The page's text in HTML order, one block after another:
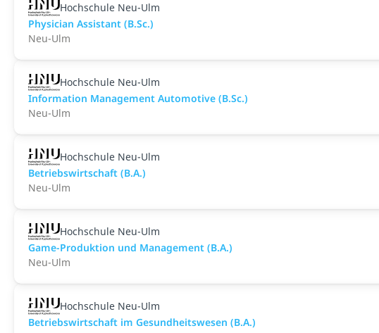
Hochschule Neu-Ulm
Physician Assistant (B.Sc.)
Neu-Ulm
Hochschule Neu-Ulm
Information Management Automotive (B.Sc.)
Neu-Ulm
Hochschule Neu-Ulm
Betriebswirtschaft (B.A.)
Neu-Ulm
Hochschule Neu-Ulm
Game-Produktion und Management (B.A.)
Neu-Ulm
Hochschule Neu-Ulm
Betriebswirtschaft im Gesundheitswesen (B.A.)